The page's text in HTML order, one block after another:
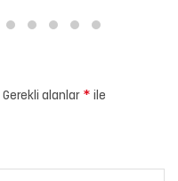
Gerekli alanlar * ile